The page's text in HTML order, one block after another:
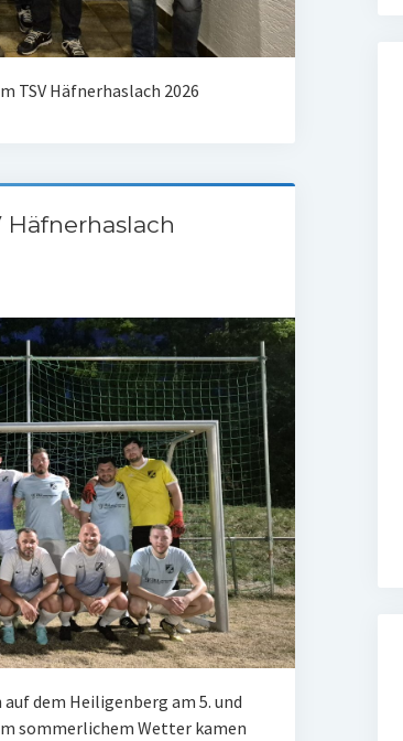
TSV Häfnerhaslach 2026
Häfnerhaslach
dem Heiligenberg am 5. und
sommerlichem Wetter kamen